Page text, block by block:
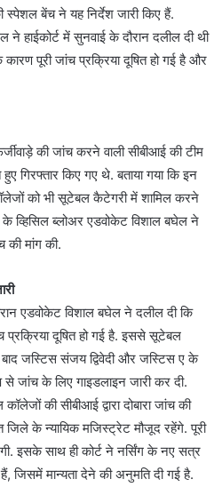
स्पेशल बेंच ने यह निर्देश जारी किए हैं.
ने हाईकोर्ट में सुनवाई के दौरान दलील दी थी
पूरी जांच प्रक्रिया दूषित हो गई है और
की जांच करने वाली सीबीआई की टीम
गिरफ्तार किए गए थे. बताया गया कि इन
को भी सूटेबल कैटेगरी में शामिल करने
व्हिसिल ब्लोअर एडवोकेट विशाल बघेल ने
की मांग की.
एडवोकेट विशाल बघेल ने दलील दी कि
प्रक्रिया दूषित हो गई है. इससे सूटेबल
जस्टिस संजय द्विवेदी और जस्टिस ए के
जांच के लिए गाइडलाइन जारी कर दी.
की सीबीआई द्वारा दोबारा जांच की
जिले के न्यायिक मजिस्ट्रेट मौजूद रहेंगे. पूरी
इसके साथ ही कोर्ट ने नर्सिंग के नए सत्र
जिसमें मान्यता देने की अनुमति दी गई है.